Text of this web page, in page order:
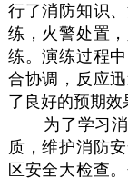
行了消防知识
练，火警处置
练。演练过程
合协调，反应
了良好的预期效
为了学习消
质，维护消防
区安全大检查